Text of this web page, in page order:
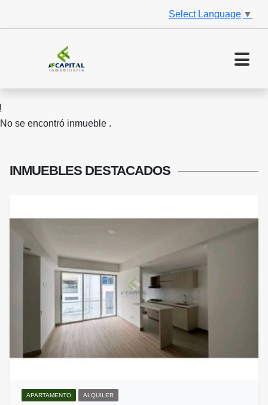
Select Language ▼
No se encontró inmueble .
INMUEBLES DESTACADOS
APARTAMENTO ALQUILER